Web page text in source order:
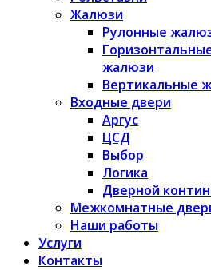
Жалюзи
Рулонные
жалюзи
Вертикальные
Входные двери
Аргус
ЦСД
Выбор
Логика
Дверной
Межкомнатные
Наши работы
Услуги
Контакты